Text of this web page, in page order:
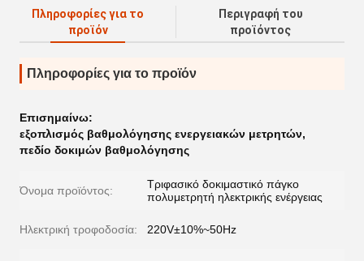
Πληροφορίες για το
προϊόν
Περιγραφή του
προϊόντος
Πληροφορίες για το προϊόν
Επισημαίνω:
εξοπλισμός βαθμολόγησης ενεργειακών μετρητών,
πεδίο δοκιμών βαθμολόγησης
Όνομα προϊόντος:
Τριφασικό δοκιμαστικό πάγκο
πολυμετρητή ηλεκτρικής ενέργειας
Ηλεκτρική τροφοδοσία: 220V±10%~50Hz